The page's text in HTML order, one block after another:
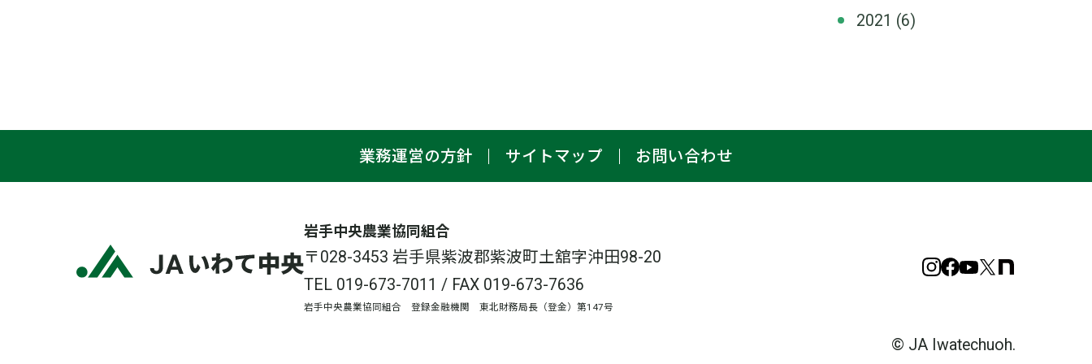
2021 (6)
業務運営の方針 サイトマップ お問い合わせ
岩手中央農業協同組合
〒028-3453 岩手県紫波郡紫波町土舘字沖田98-20
TEL 019-673-7011 / FAX 019-673-7636
岩手中央農業協同組合 登録金融機関 東北財務局長（登金）第147号
Instagram
Facebook
YouTube
X
© JA Iwatechuoh.